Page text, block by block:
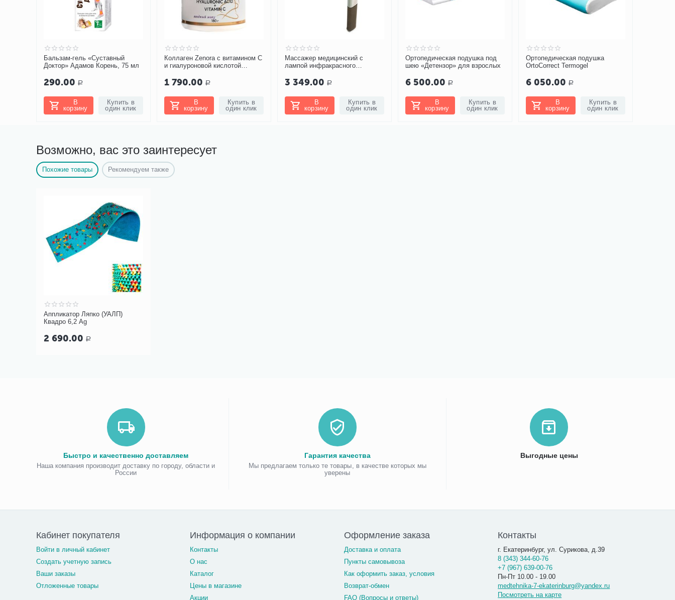
Бальзам-гель «Суставный
Доктор» Адамов Корень, 75 мл
290.00 Р
В
корзину
Купить в
один клик
Коллаген Zenora с витамином С
и гиалуроновой кислотой
1 790.00 Р
В
корзину
Купить в
один клик
Массажер медицинский с
лампой инфракрасного
3 349.00 Р
В
корзину
Купить в
один клик
Ортопедическая подушка под
шею «Детензор» для взрослых
6 500.00 Р
В
корзину
Купить в
один клик
Ортопедическая подушка
OrtoСorrect Termogel
6 050.00 Р
В
корзину
Купить в
один клик
Возможно, вас это заинтересует
Похожие товары Рекомендуем также
Аппликатор Ляпко (УАЛП)
Квадро 6,2 Ag
2 690.00 Р
Быстро и качественно доставляем
Наша компания производит доставку по городу, области и
России
Гарантия качества
Мы предлагаем только те товары, в качестве которых мы
уверены
Выгодные цены
Кабинет покупателя
Войти в личный кабинет
Создать учетную запись
Ваши заказы
Отложенные товары
Информация о компании
Контакты
О нас
Каталог
Цены в магазине
Акции
Оформление заказа
Доставка и оплата
Пункты самовывоза
Как оформить заказ, условия
Возврат-обмен
FAQ (Вопросы и ответы)
Контакты
г. Екатеринбург, ул. Сурикова, д.39
8 (343) 344-60-76
+7 (967) 639-00-76
Пн-Пт 10.00 - 19.00
medtehnika-7-ekaterinburg@yandex.ru
Посмотреть на карте